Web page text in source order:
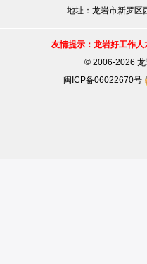
地址：龙岩市新罗区
友情提示：龙岩好工作
©2006-2026 龙
闽ICP备06022670号